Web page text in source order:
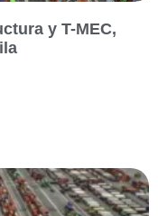
y T-MEC,